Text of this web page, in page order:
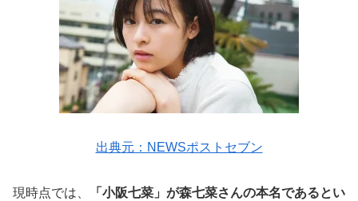
出典元：NEWSポストセブン
現時点では、
「小阪七菜」が森七菜さんの本名であるとい